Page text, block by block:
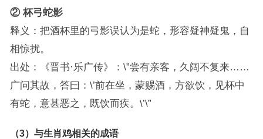
② 杯弓蛇影
释义：把酒杯里的弓影误认为是蛇，形容疑神疑鬼，自
相惊扰。
出处：《晋书·乐广传》：\”尝有亲客，久阔不复来……
广问其故，答曰：\’前在坐，蒙赐酒，方欲饮，见杯中
有蛇，意甚恶之，既饮而疾。\’\”
（3）与生肖鸡相关的成语